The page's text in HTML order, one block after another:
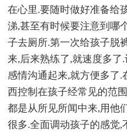
在心里.要随时做好准备给
涕,甚至有时候要注意到哪
子去厕所.第一次给孩子脱
来,后来熟练了,就速度多了
感情沟通起来,就方便多了
西控制在孩子经常见的范
都是从所见所闻中来,用他
很多.全面调动孩子的感觉,